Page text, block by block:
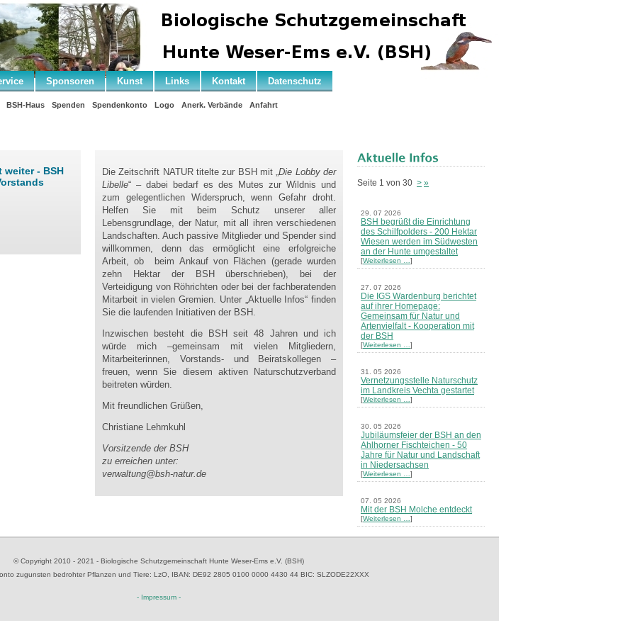
Sponsoren Kunst Links Kontakt Datenschutz
BSH-Haus Spenden Spendenkonto Logo Anerk. Verbände Anfahrt
weiter - BSH
Die Zeitschrift NATUR titelte zur BSH mit „Die Lobby der
Libelle“ – dabei bedarf es des Mutes zur Wildnis und
zum gelegentlichen Widerspruch, wenn Gefahr droht.
Helfen Sie mit beim Schutz unserer aller
Lebensgrundlage, der Natur, mit all ihren verschiedenen
Landschaften. Auch passive Mitglieder und Spender sind
willkommen, denn das ermöglicht eine erfolgreiche
Arbeit, ob beim Ankauf von Flächen (gerade wurden
zehn Hektar der BSH überschrieben), bei der
Verteidigung von Röhrichten oder bei der fachberatenden
Mitarbeit in vielen Gremien. Unter „Aktuelle Infos“ finden
Sie die laufenden Initiativen der BSH.
Inzwischen besteht die BSH seit 48 Jahren und ich
würde mich –gemeinsam mit vielen Mitgliedern,
Mitarbeiterinnen, Vorstands- und Beiratskollegen –
freuen, wennSie diesem aktiven Naturschutzverband
beitreten würden.
Mit freundlichen Grüßen,
Christiane Lehmkuhl
Vorsitzende der BSH
zu erreichen unter:
verwaltung@bsh-natur.de
Seite 1 von 30 > »
29. 07 2026
BSH begrüßt die Einrichtung
des Schilfpolders - 200 Hektar
Wiesen werden im Südwesten
an der Hunte umgestaltet
[Weiterlesen … ]
27. 07 2026
Die IGS Wardenburg berichtet
auf ihrer Homepage:
Gemeinsam für Natur und
Artenvielfalt - Kooperation mit
der BSH
[Weiterlesen … ]
31. 05 2026
Vernetzungsstelle Naturschutz
im Landkreis Vechta gestartet
[Weiterlesen … ]
30. 05 2026
Jubiläumsfeier der BSH an den
Ahlhorner Fischteichen - 50
Jahre für Natur und Landschaft
in Niedersachsen
[Weiterlesen … ]
07. 05 2026
Mit der BSH Molche entdeckt
[Weiterlesen … ]
[Weiterlesen …
© Copyright 2010 - 2021 - Biologische Schutzgemeinschaft Hunte Weser-Ems e.V. (BSH)
zugunsten bedrohter Pflanzen und Tiere: LzO, IBAN: DE92 2805 0100 0000 4430 44 BIC: SLZODE22XXX
- Impressum -